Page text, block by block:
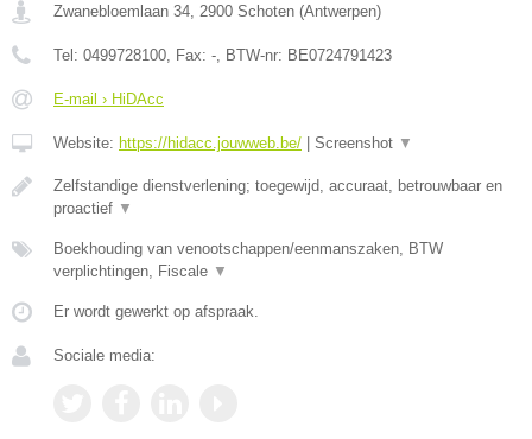
Zwanebloemlaan 34 2900 Schoten (Antwerpen)
Tel: 0499728100 , Fax: - , BTW-nr: BE0724791423
E-mail › HiDAcc
Website: https://hidacc.jouwweb.be/ Screenshot ▼
Zelfstandige dienstverlening; toegewijd, accuraat, betrouwbaar en
proactief ▼
Boekhouding van venootschappen/eenmanszaken, BTW
verplichtingen, Fiscale ▼
Er wordt gewerkt op afspraak.
Sociale media: